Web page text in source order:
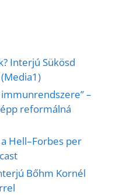
Interjú Sükösd
–
reformálná
Hell–Forbes per
Bőhm Kornél